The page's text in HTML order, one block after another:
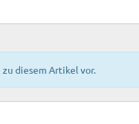
diesem Artikel vor.